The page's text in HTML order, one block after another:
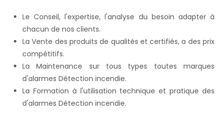
Le Conseil, l'expertise, l'analyse du besoin adapter à
chacun de nos clients.
La Vente des produits de qualités et certifiés, a des prix
compétitifs.
La Maintenance sur tous types toutes marques
d'alarmes Détection incendie.
La Formation à l'utilisation technique et pratique des
d'alarmes Détection incendie.